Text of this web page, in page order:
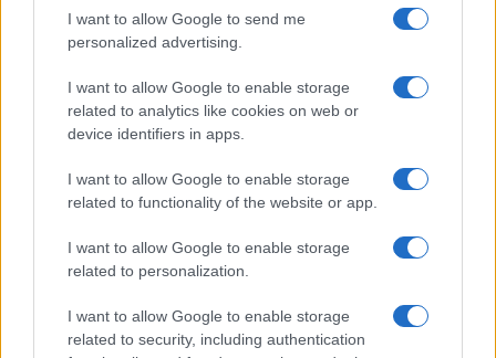
I want to allow Google to send me
personalized advertising.
I want to allow Google to enable storage
related to analytics like cookies on web or
device identifiers in apps.
I want to allow Google to enable storage
related to functionality of the website or app.
I want to allow Google to enable storage
related to personalization.
I want to allow Google to enable storage
related to security, including authentication